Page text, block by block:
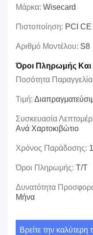
Μάρκα: Wisecard
Πιστοποίηση: PCI
Αριθμό Μοντέλου: S8
Όροι Πληρωμής
Ποσότητα
Τιμή:
Συσκευασία
Ανά Χαρτοκιβώτιο
Χρόνος Παράδοσης:
Όροι Πληρωμής: T/T
Δυνατότητα
Μήνα
Βρείτε την καλύτερη